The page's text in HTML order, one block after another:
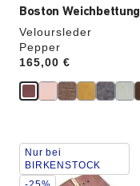
Boston Weichbettung
Veloursleder
Pepper
Price:
165,00 €
Durch
Anklicken
der
Nur bei
BIRKENSTOCK